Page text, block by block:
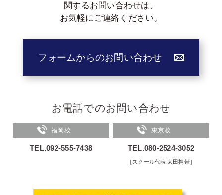
関するお問い合わせは、
お気軽にご連絡ください。
フォームからのお問い合わせ
お電話でのお問い合わせ
福岡校
TEL.092-555-7438
東京校
TEL.080-2524-3052
［スクール代表 太田携帯］